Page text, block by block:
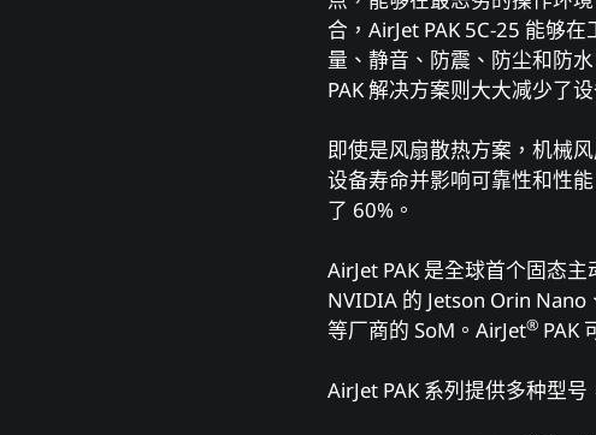
合，AirJet PAK 5C-25 能够
量、静音、防震、防尘和防
PAK 解决方案则大大减少了
即使是风扇散热方案，机械
设备寿命并影响可靠性和性
了 60%。
AirJet PAK 是全球首个固态
NVIDIA 的 Jetson Orin
等厂商的 SoM。AirJet® PAK
AirJet PAK 系列提供多种型